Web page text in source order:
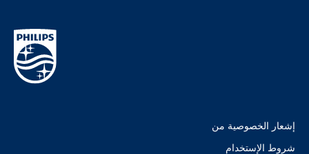
إشعار الخصوصية من
شروط الإستخدام